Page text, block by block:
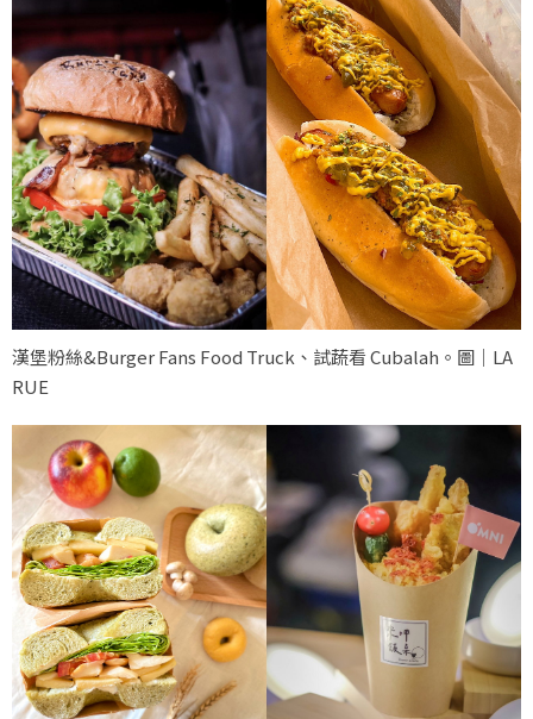
漢堡粉絲&Burger Fans Food Truck、試蔬看 Cubalah。圖｜LA
RUE